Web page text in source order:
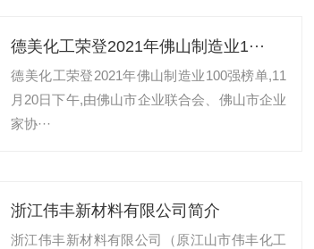
​德美化工荣登2021年佛山制造业1···
​德美化工荣登2021年佛山制造业100强榜单,11
月20日下午,由佛山市企业联合会、佛山市企业
家协···
浙江伟丰新材料有限公司简介
浙江伟丰新材料有限公司（原江山市伟丰化工